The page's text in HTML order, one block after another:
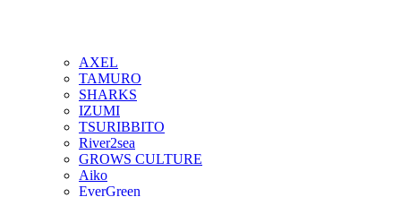
AXEL
TAMURO
SHARKS
IZUMI
TSURIBBITO
River2sea
GROWS CULTURE
Aiko
EverGreen